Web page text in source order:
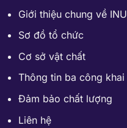
Giới thiệu chung về INU
Sơ đồ tổ chức
Cơ sở vật chất
Thông tin ba công khai
Đảm bảo chất lượng
Liên hệ